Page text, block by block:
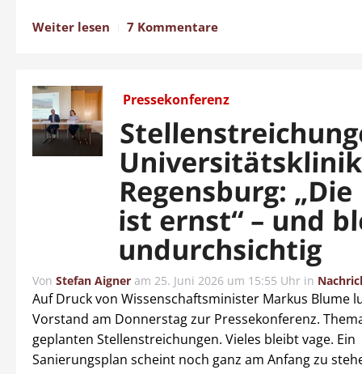
Weiter lesen 7 Kommentare
Pressekonferenz
Regensburg: „Die
ist ernst“ – und
undurchsichtig
Von Stefan Aigner am 25. Juni 2026 um 15:55 Uhr in
Auf Druck von Wissenschaftsminister Markus Blume
Vorstand am Donnerstag zur Pressekonferenz.
geplanten Stellenstreichungen. Vieles bleibt vage. Ein
Sanierungsplan scheint noch ganz am Anfang zu